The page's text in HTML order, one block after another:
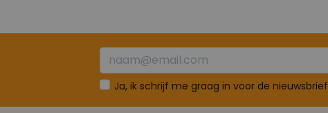
Ja, ik schrijf me graag in voor de nieuwsbrief